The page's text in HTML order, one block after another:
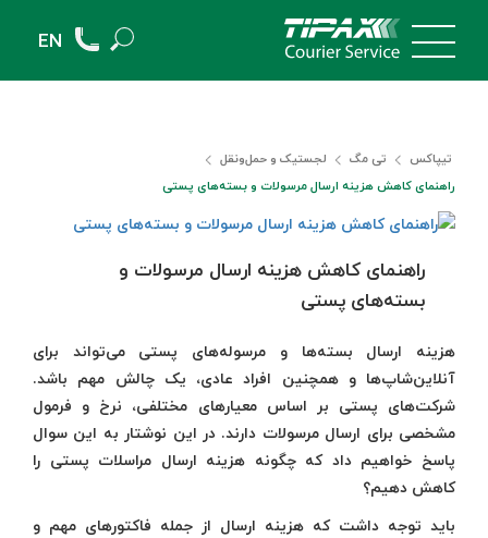
EN
تیپاکس تی مگ
لجستیک و حمل‎‌و‎نقل
راهنمای کاهش هزینه ارسال مرسولات و بسته‌های پستی
راهنمای کاهش هزینه ارسال مرسولات و
بسته‌های پستی
هزینه ارسال بسته‌ها و مرسوله‌های پستی می‌تواند برای
آنلاین‌شاپ‌ها و همچنین افراد عادی، یک چالش مهم باشد.
شرکت‌های پستی بر اساس معیارهای مختلفی، نرخ و فرمول
مشخصی برای ارسال مرسولات دارند. در این نوشتار به این سوال
پاسخ خواهیم داد که چگونه هزینه ارسال مراسلات پستی را
کاهش دهیم؟
باید توجه داشت که هزینه ارسال از جمله فاکتورهای مهم و